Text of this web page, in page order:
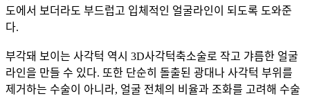
도에서 보더라도 부드럽고 입체적인 얼굴라인이 되도록 도와준
다.
부각돼 보이는 사각턱 역시 3D사각턱축소술로 작고 갸름한 얼굴
라인을 만들 수 있다. 또한 단순히 돌출된 광대나 사각턱 부위를
제거하는 수술이 아니라, 얼굴 전체의 비율과 조화를 고려해 수술